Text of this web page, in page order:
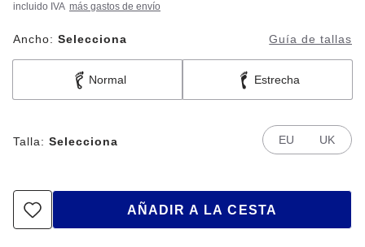
incluido IVA más gastos de envío
Ancho: Selecciona Guía de tallas
Normal Estrecha
Talla: Selecciona EU UK
AÑADIR A LA CESTA